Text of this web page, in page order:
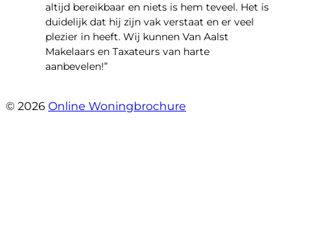
altijd bereikbaar en niets is hem teveel. Het is
duidelijk dat hij zijn vak verstaat en er veel
plezier in heeft. Wij kunnen Van Aalst
Makelaars en Taxateurs van harte
aanbevelen!”
© 2026 Online Woningbrochure